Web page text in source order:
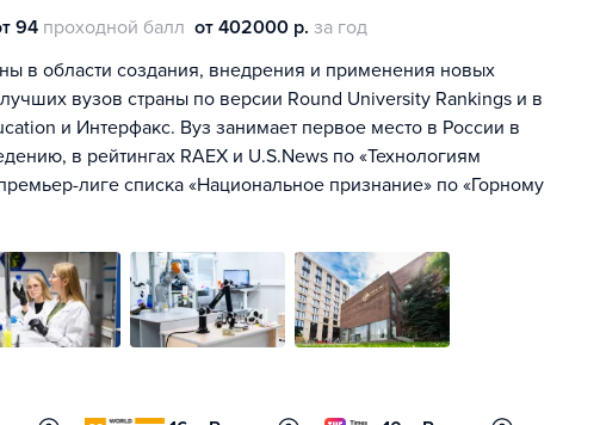
94 проходной балл от 402000 р. за год
в области создания, внедрения и применения новых
вузов страны по версии Round University Rankings и в
и Интерфакс. Вуз занимает первое место в России в
в рейтингах RAEX и U.S.News по «Технологиям
лиге списка «Национальное признание» по «Горному